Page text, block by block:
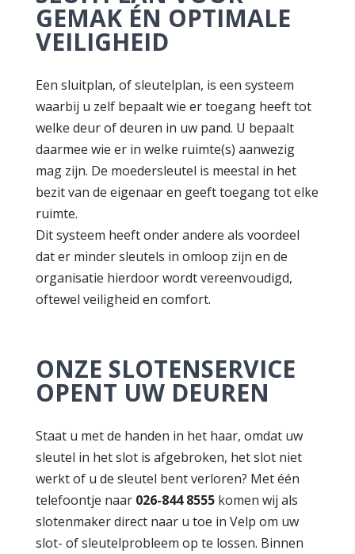
GEMAK ÉN OPTIMALE
VEILIGHEID
Een sluitplan, of sleutelplan, is een systeem
waarbij u zelf bepaalt wie er toegang heeft tot
welke deur of deuren in uw pand. U bepaalt
daarmee wie er in welke ruimte(s) aanwezig
mag zijn. De moedersleutel is meestal in het
bezit van de eigenaar en geeft toegang tot elke
ruimte.
Dit systeem heeft onder andere als voordeel
dat er minder sleutels in omloop zijn en de
organisatie hierdoor wordt vereenvoudigd,
oftewel veiligheid en comfort.
ONZE SLOTENSERVICE
OPENT UW DEUREN
Staat u met de handen in het haar, omdat uw
sleutel in het slot is afgebroken, het slot niet
werkt of u de sleutel bent verloren? Met één
telefoontje naar 026-844 8555 komen wij als
slotenmaker direct naar u toe in Velp om uw
slot- of sleutelprobleem op te lossen. Binnen